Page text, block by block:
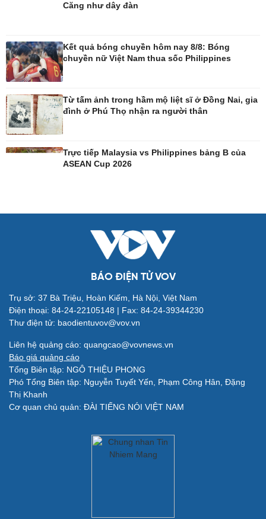
Làm đẹp - giảm cân
Phòng mạch online
Blog
Âm nhạc
Nghệ sĩ
Thời trang
Sao Việt
Tư vấn
check-in
Căng như dây đàn
Kết quả bóng chuyền hôm nay 8/8: Bóng
chuyền nữ Việt Nam thua sốc Philippines
Từ tấm ảnh trong hầm mộ liệt sĩ ở Đồng Nai, gia
đình ở Phú Thọ nhận ra người thân
Trực tiếp Malaysia vs Philippines bảng B của
ASEAN Cup 2026
BÁO ĐIỆN TỬ VOV
Trụ sở: 37 Bà Triệu, Hoàn Kiếm, Hà Nội, Việt Nam
Điện thoại: 84-24-22105148 | Fax: 84-24-39344230
Thư điện tử: baodientuvov@vov.vn
Liên hệ quảng cáo: quangcao@vovnews.vn
Báo giá quảng cáo
Tổng Biên tập: NGÔ THIỆU PHONG
Phó Tổng Biên tập: Nguyễn Tuyết Yến, Phạm Công Hân, Đặng
Thị Khanh
Cơ quan chủ quản: ĐÀI TIẾNG NÓI VIỆT NAM